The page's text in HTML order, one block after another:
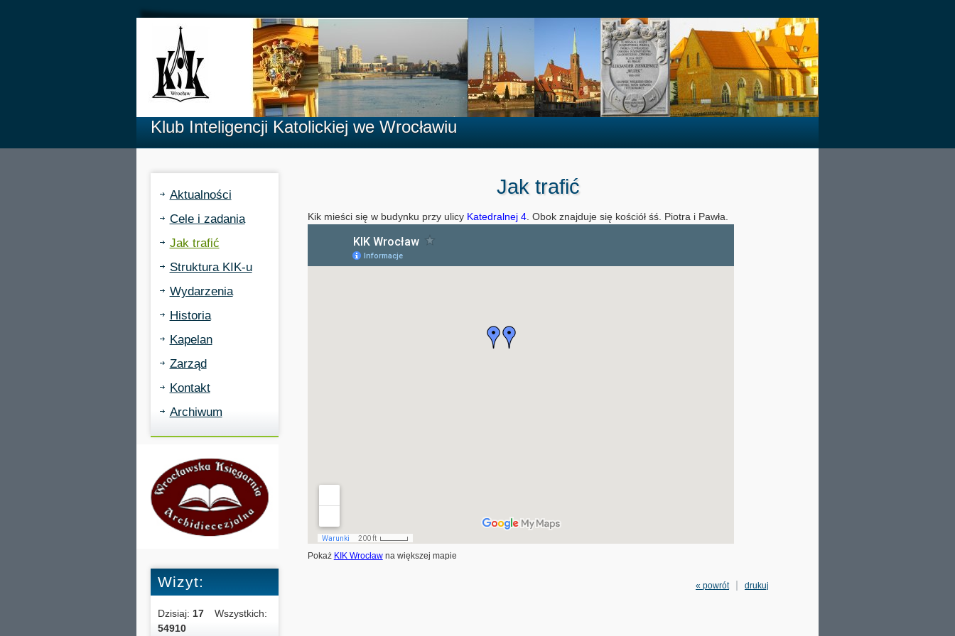
Klub Inteligencji Katolickiej we Wrocławiu
Aktualności
Cele i zadania
Jak trafić
Struktura KIK-u
Wydarzenia
Historia
Kapelan
Zarząd
Kontakt
Archiwum
Wizyt:
Dzisiaj: 17
Wszystkich:
54910
Jak trafić
Kik mieści się w budynku przy ulicy Katedralnej 4. Obok znajduje się kościół śś. Piotra i Pawła.
Pokaż KIK Wrocławna większej mapie
drukuj
« powrót